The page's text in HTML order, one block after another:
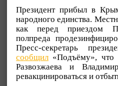
Президент прибыл в
народного единства.
как перед приездом
полпреда
Пресс-секретарь
сообщил «Подъёму», что
Развозжаева и
ревакцинироваться и